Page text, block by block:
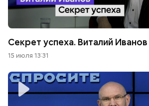
Секрет успеха. Виталий Иванов
15 июля 13:31